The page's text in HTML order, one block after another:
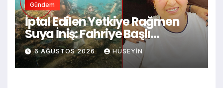
Gündem
İptal Edilen Yetkiye Rağmen
Suya İniş: Fahriye Başlı
Olayında Sanığın Yeni
Soruşturma Açığına Uçması
6 AĞUSTOS 2026 HÜSEYIN